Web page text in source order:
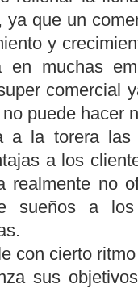
ya que un
y
muchas
comercial
puede hacer
a la torera las
a los
realmente no
sueños a
con cierto
sus